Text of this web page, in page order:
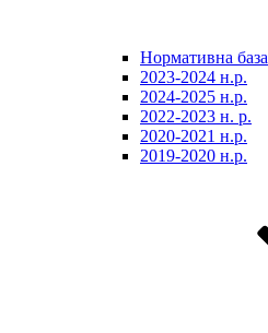
Нормативна база
2023-2024 н.р.
2024-2025 н.р.
2022-2023 н. р.
2020-2021 н.р.
2019-2020 н.р.